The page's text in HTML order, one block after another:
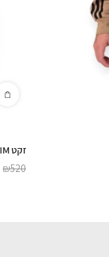
זקט ADIDAS FIRST TT DENIM
₪520